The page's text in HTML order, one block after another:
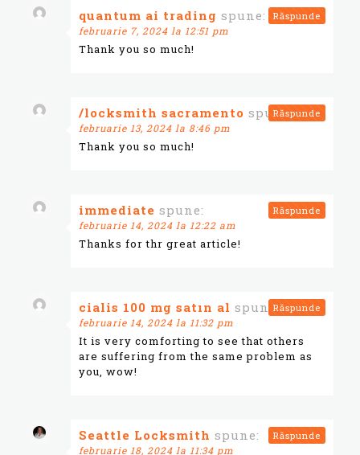
quantum ai trading spune:
februarie 7, 2024 la 12:51 pm
Thank you so much!
Răspunde
/locksmith sacramento spune:
februarie 13, 2024 la 8:46 pm
Thank you so much!
Răspunde
immediate spune:
februarie 14, 2024 la 12:22 am
Thanks for thr great article!
Răspunde
cialis 100 mg satın al spune:
februarie 14, 2024 la 11:32 pm
It is very comforting to see that others
are suffering from the same problem as
you, wow!
Răspunde
Seattle Locksmith spune:
februarie 18, 2024 la 11:34 pm
Răspunde